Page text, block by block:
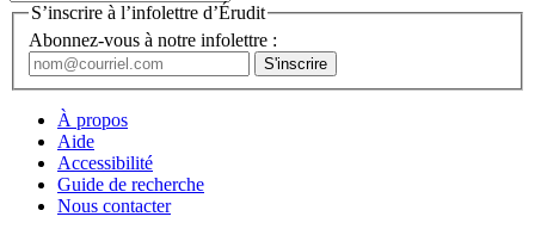
S’inscrire à l’infolettre d’Érudit
Abonnez-vous à notre infolettre :
À propos
Aide
Accessibilité
Guide de recherche
Nous contacter